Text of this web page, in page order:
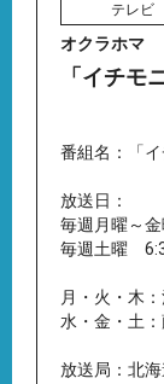
テレビ
オクラホマ
「イチモ
番組名：「イ
放送日：
毎週月曜～
毎週土曜
月・火・木
水・金・土
放送局：北海